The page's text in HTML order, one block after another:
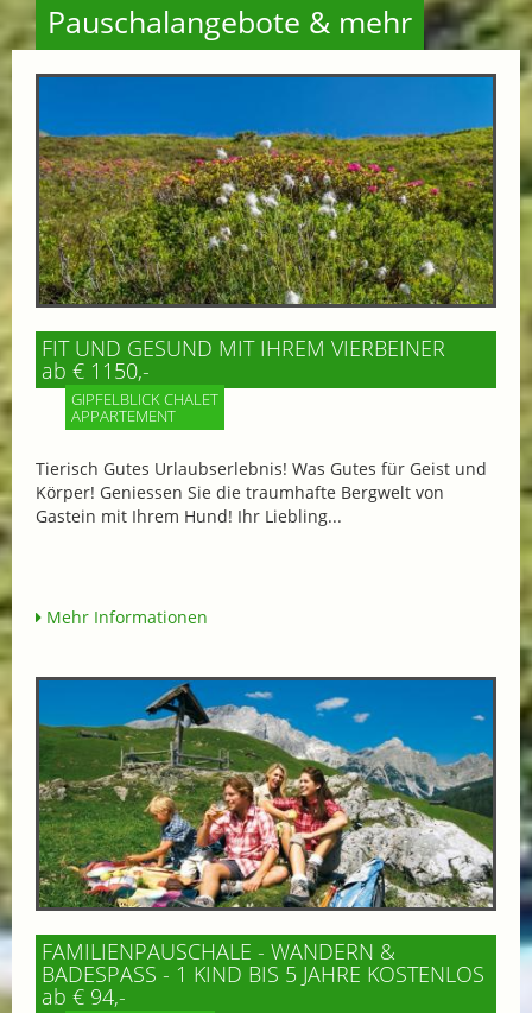
Pauschalangebote & mehr
FIT UND GESUND MIT IHREM VIERBEINER
ab € 1150,-
GIPFELBLICK CHALET
APPARTEMENT
Tierisch Gutes Urlaubserlebnis! Was Gutes für Geist und
Körper! Geniessen Sie die traumhafte Bergwelt von
Gastein mit Ihrem Hund! Ihr Liebling...
Mehr Informationen
FAMILIENPAUSCHALE - WANDERN &
BADESPASS - 1 KIND BIS 5 JAHRE KOSTENLOS
ab € 94,-